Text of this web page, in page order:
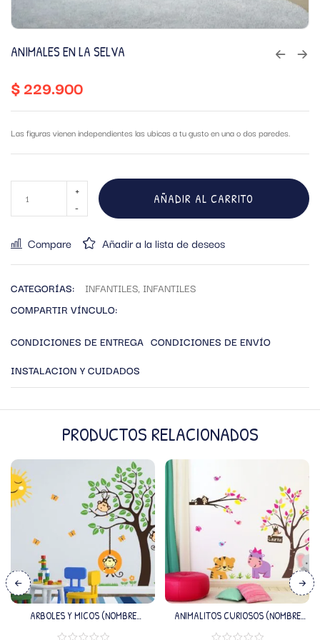
ANIMALES EN LA SELVA
$229.900
Las figuras vienen independientes las ubicas a tu gusto en una o dos paredes.
AÑADIR AL CARRITO
Compare Añadir a la lista de deseos
CATEGORÍAS: INFANTILES, INFANTILES
COMPARTIR VÍNCULO:
CONDICIONES DE ENTREGA CONDICIONES DE ENVÍO
INSTALACION Y CUIDADOS
PRODUCTOS RELACIONADOS
ARBOLES Y MICOS (NOMBRE
ANIMALITOS CURIOSOS (NOMBRE